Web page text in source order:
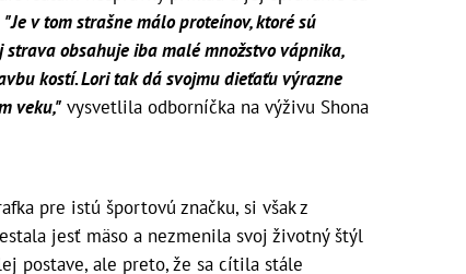
"Je v tom strašne málo proteínov, ktoré sú
obsahuje iba malé množstvo vápnika,
kostí. Lori tak dá svojmu dieťaťu výrazne
veku," vysvetlila odborníčka na výživu Shona
pre istú športovú značku, si však z
jesť mäso a nezmenila svoj životný štýl
postave, ale preto, že sa cítila stále